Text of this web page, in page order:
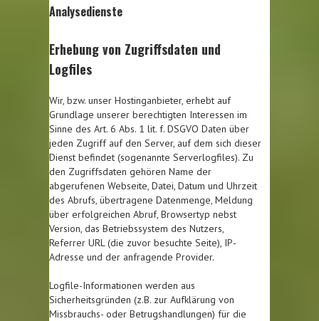
Analysedienste
Erhebung von Zugriffsdaten und
Logfiles
Wir, bzw. unser Hostinganbieter, erhebt auf
Grundlage unserer berechtigten Interessen im
Sinne des Art. 6 Abs. 1 lit. f. DSGVO Daten über
jeden Zugriff auf den Server, auf dem sich dieser
Dienst befindet (sogenannte Serverlogfiles). Zu
den Zugriffsdaten gehören Name der
abgerufenen Webseite, Datei, Datum und Uhrzeit
des Abrufs, übertragene Datenmenge, Meldung
über erfolgreichen Abruf, Browsertyp nebst
Version, das Betriebssystem des Nutzers,
Referrer URL (die zuvor besuchte Seite), IP-
Adresse und der anfragende Provider.
Logfile-Informationen werden aus
Sicherheitsgründen (z.B. zur Aufklärung von
Missbrauchs- oder Betrugshandlungen) für die